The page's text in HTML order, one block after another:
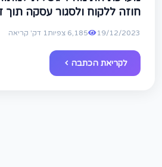
חוזה ללקוח ולסגור עסקה תוך
19/12/2023 6,185 צפיות 1 דק' קריאה
לקריאת הכתבה